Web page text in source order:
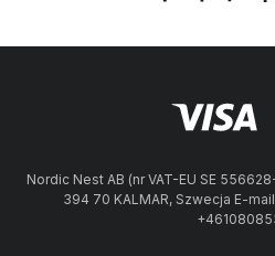
Nordic Nest AB (nr VAT-EU SE
394 70 KALMAR, Szwecja E-